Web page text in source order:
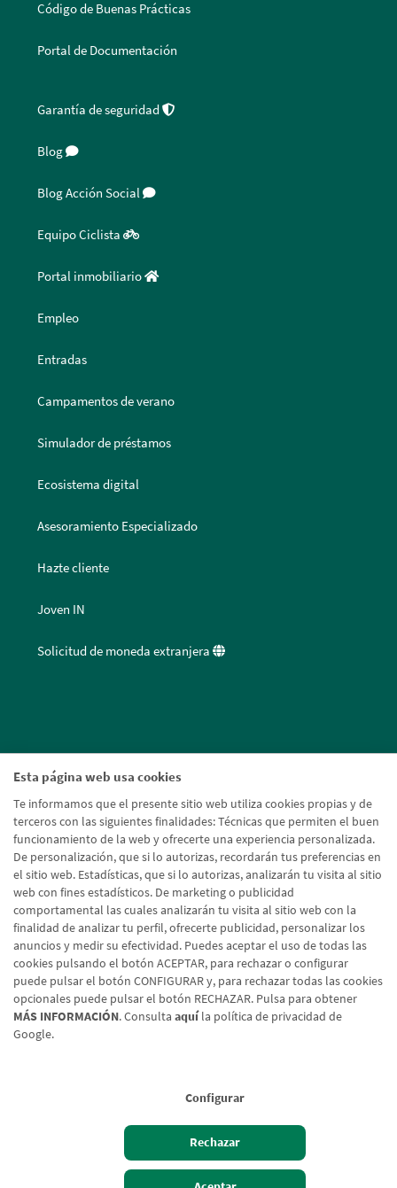
Esta página web usa cookies
Te informamos que el presente sitio web utiliza cookies propias y de
terceros con las siguientes finalidades: Técnicas que permiten el buen
funcionamiento de la web y ofrecerte una experiencia personalizada.
De personalización, que si lo autorizas, recordarán tus preferencias en
el sitio web. Estadísticas, que si lo autorizas, analizarán tu visita al sitio
web con fines estadísticos. De marketing o publicidad
comportamental las cuales analizarán tu visita al sitio web con la
finalidad de analizar tu perfil, ofrecerte publicidad, personalizar los
anuncios y medir su efectividad. Puedes aceptar el uso de todas las
cookies pulsando el botón ACEPTAR, para rechazar o configurar
puede pulsar el botón CONFIGURAR y, para rechazar todas las cookies
opcionales puede pulsar el botón RECHAZAR. Pulsa para obtener
MÁS INFORMACIÓN. Consulta aquíla política de privacidad de
Google.
Configurar
Rechazar
Hazte cliente Acceso cliente
Código de Buenas Prácticas
Portal de Documentación
Garantía de seguridad
Blog
Blog Acción Social
Equipo Ciclista
Portal inmobiliario
Empleo
Entradas
Campamentos de verano
Simulador de préstamos
Ecosistema digital
Asesoramiento Especializado
Hazte cliente
Joven IN
Solicitud de moneda extranjera
Aviso legal